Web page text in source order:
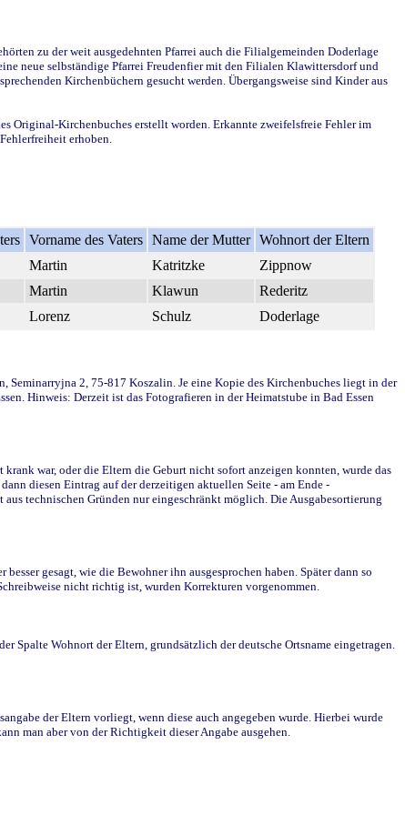
zu der weit ausgedehnten Pfarrei auch die Filialgemeinden Doderlage
neue selbständige Pfarrei Freudenfier mit den Filialen Klawittersdorf und
Kirchenbüchern gesucht werden. Übergangsweise sind Kinder aus
Original-Kirchenbuches erstellt worden. Erkannte zweifelsfreie Fehler im
erhoben.
Vorname des Vaters Name der Mutter Wohnort der Eltern
Martin Katritzke
Zippnow
Martin Klawun
Rederitz
Lorenz Schulz Doderlage
2, 75-817 Koszalin. Je eine Kopie des Kirchenbuches liegt in der
Hinweis: Derzeit ist das Fotografieren in der Heimatstube in Bad Essen
war, oder die Eltern die Geburt nicht sofort anzeigen konnten, wurde das
diesen Eintrag auf der derzeitigen aktuellen Seite - am Ende -
technischen Gründen nur eingeschränkt möglich. Die Ausgabesortierung
gesagt, wie die Bewohner ihn ausgesprochen haben. Später dann so
nicht richtig ist, wurden Korrekturen vorgenommen.
Spalte Wohnort der Eltern, grundsätzlich der deutsche Ortsname eingetragen.
der Eltern vorliegt, wenn diese auch angegeben wurde. Hierbei wurde
man aber von der Richtigkeit dieser Angabe ausgehen.